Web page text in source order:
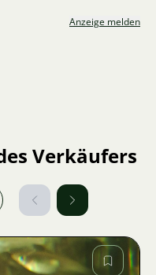
Anzeige melden
Verkäufers